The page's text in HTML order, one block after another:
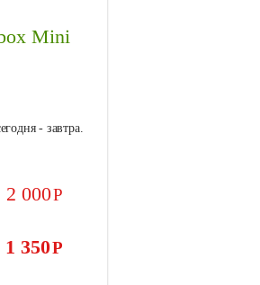
Mini
- завтра.
2 000Р
1 350Р